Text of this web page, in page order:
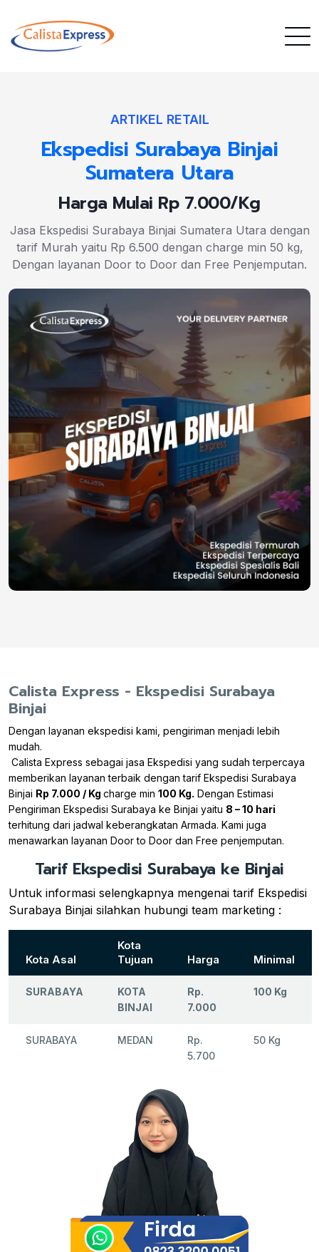
ARTIKEL RETAIL
Ekspedisi Surabaya Binjai
Sumatera Utara
Harga Mulai Rp 7.000/Kg
Jasa Ekspedisi Surabaya Binjai Sumatera Utara dengan
tarif Murah yaitu Rp 6.500 dengan charge min 50 kg,
Dengan layanan Door to Door dan Free Penjemputan.
Calista Express - Ekspedisi Surabaya
Binjai
Dengan layanan ekspedisi kami, pengiriman menjadi lebih
mudah.
Calista Express sebagai jasa Ekspedisi yang sudah terpercaya
memberikan layanan terbaik dengan tarif Ekspedisi Surabaya
Binjai Rp 7.000 / Kg charge min 100 Kg. Dengan Estimasi
Pengiriman Ekspedisi Surabaya ke Binjai yaitu 8 – 10 hari
terhitung dari jadwal keberangkatan Armada. Kami juga
menawarkan layanan Door to Door dan Free penjemputan.
Tarif Ekspedisi Surabaya ke Binjai
Untuk informasi selengkapnya mengenai tarif Ekspedisi
Surabaya Binjai silahkan hubungi team marketing :
Kota Asal
Kota
Tujuan
Harga Minimal
SURABAYA
KOTA
BINJAI
Rp.
7.000
100 Kg
SURABAYA MEDAN
Rp.
5.700
50 Kg